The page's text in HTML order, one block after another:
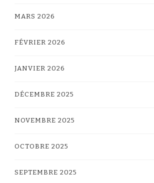
MARS 2026
FÉVRIER 2026
JANVIER 2026
DÉCEMBRE 2025
NOVEMBRE 2025
OCTOBRE 2025
SEPTEMBRE 2025